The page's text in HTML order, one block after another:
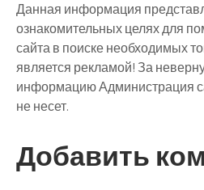
Данная информация
ознакомительных целях для
сайта в поиске необходимых
является рекламой! За
информацию Администрация
не несет.
Добавить